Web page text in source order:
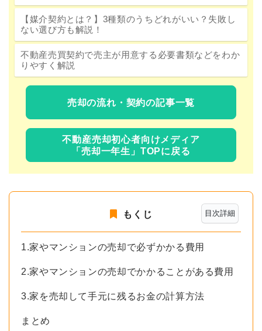
【媒介契約とは？】3種類のうちどれがいい？失敗し
ない選び方も解説！
不動産売買契約で売主が用意する必要書類などをわか
りやすく解説
売却の流れ・契約の記事一覧
不動産売却初心者向けメディア
「売却一年生」TOPに戻る
目次詳細
もくじ
1.家やマンションの売却で必ずかかる費用
2.家やマンションの売却でかかることがある費用
3.家を売却して手元に残るお金の計算方法
まとめ